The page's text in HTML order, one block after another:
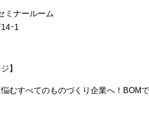
ミナールーム
ｰ1
】
むすべてのものづくり企業へ！